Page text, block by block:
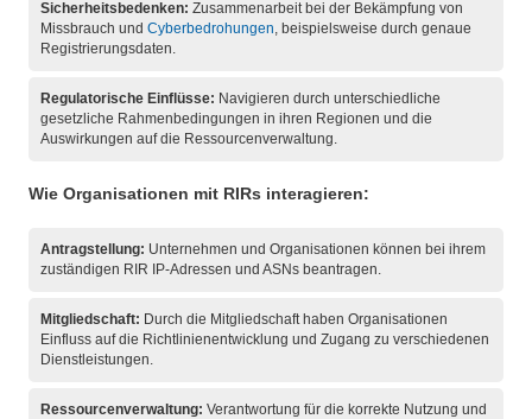
Sicherheitsbedenken: Zusammenarbeit bei der Bekämpfung von
Missbrauch und Cyberbedrohungen, beispielsweise durch genaue
Registrierungsdaten.
Regulatorische Einflüsse: Navigieren durch unterschiedliche
gesetzliche Rahmenbedingungen in ihren Regionen und die
Auswirkungen auf die Ressourcenverwaltung.
Wie Organisationen mit RIRs interagieren:
Antragstellung: Unternehmen und Organisationen können bei ihrem
zuständigen RIR IP-Adressen und ASNs beantragen.
Mitgliedschaft: Durch die Mitgliedschaft haben Organisationen
Einfluss auf die Richtlinienentwicklung und Zugang zu verschiedenen
Dienstleistungen.
Ressourcenverwaltung: Verantwortung für die korrekte Nutzung und